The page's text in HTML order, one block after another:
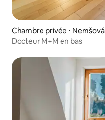
Chambre privée ⋅ Nemšová
Docteur M+M en bas